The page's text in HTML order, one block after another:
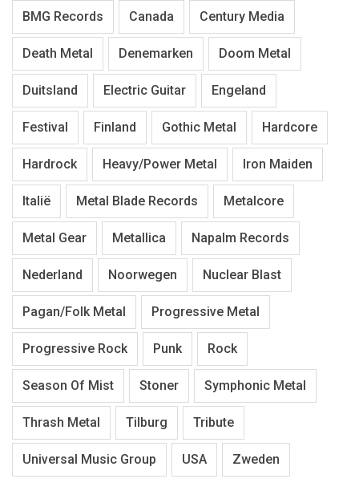
BMG Records Canada Century Media
Death Metal Denemarken Doom Metal
Duitsland Electric Guitar Engeland
Festival Finland Gothic Metal Hardcore
Hardrock Heavy/Power Metal Iron Maiden
Italië Metal Blade Records Metalcore
Metal Gear Metallica Napalm Records
Nederland Noorwegen Nuclear Blast
Pagan/Folk Metal Progressive Metal
Progressive Rock Punk Rock
Season Of Mist Stoner Symphonic Metal
Thrash Metal Tilburg Tribute
Universal Music Group USA Zweden